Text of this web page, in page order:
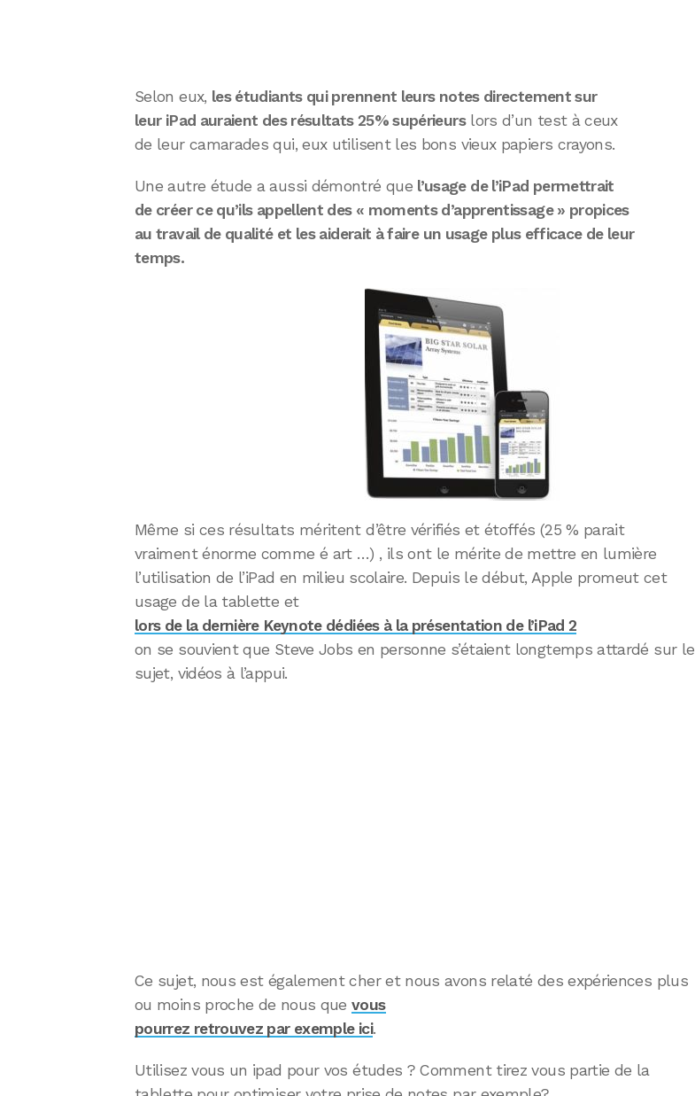
Selon eux, les étudiants qui prennent leurs notes directement sur
leur iPad auraient des résultats 25% supérieurslors d’un test à ceux
de leur camarades qui, eux utilisent les bons vieux papiers crayons.
Une autre étude a aussi démontré que l’usage de l’iPad permettrait
de créer ce qu’ils appellent des « moments d’apprentissage » propices
au travail de qualité et les aiderait à faire un usage plus efficace de leur
temps.
Même si ces résultats méritent d’être vérifiés et étoffés (25 % parait
vraiment énorme comme é art …) , ils ont le mérite de mettre en lumière
l’utilisation de l’iPad en milieu scolaire. Depuis le début, Apple promeut cet
usage de la tablette et
lors de la dernière Keynote dédiées à la présentation de l’iPad 2
on se souvient que Steve Jobs en personne s’étaient longtemps attardé sur le
sujet, vidéos à l’appui.
Ce sujet, nous est également cher et nous avons relaté des expériences plus
ou moins proche de nous quevous
pourrez retrouvez par exemple ici.
Utilisez vous un ipad pour vos études ? Comment tirez vous partie de la